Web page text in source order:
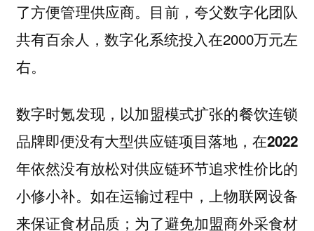
了方便管理供应商。目前，夸父数字化团队
共有百余人，数字化系统投入在2000万元左
右。
数字时氪发现， 以加盟模式扩张的餐饮连锁
品牌即便没有大型供应链项目落地，在2022
年依然没有放松对供应链环节追求性价比的
小修小补。如在运输过程中，上物联网设备
来保证食材品质；为了避免加盟商外采食材